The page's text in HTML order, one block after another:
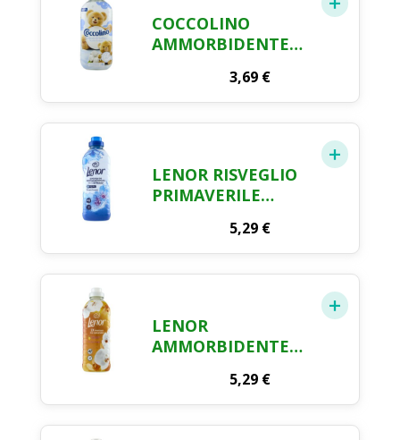
COCCOLINO
AMMORBIDENTE
DELICATO E
SOFFICE,
AMMORBIDENTE
IPOALLERGENICO E
DERMATOLOGICAMENTE
TESTATO,
FORMATO FINO A
42 LAVAGGI, 980 ML
3,69 €
LENOR RISVEGLIO
PRIMAVERILE
LAVAGGI, 966 ML
5,29 €
LENOR
AMMORBIDENTE
CONCENTRATO,
ORO E FIORI DI
VANIGLIA, 42
5,29 €